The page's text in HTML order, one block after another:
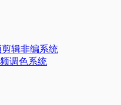
辑非编系统
调色系统